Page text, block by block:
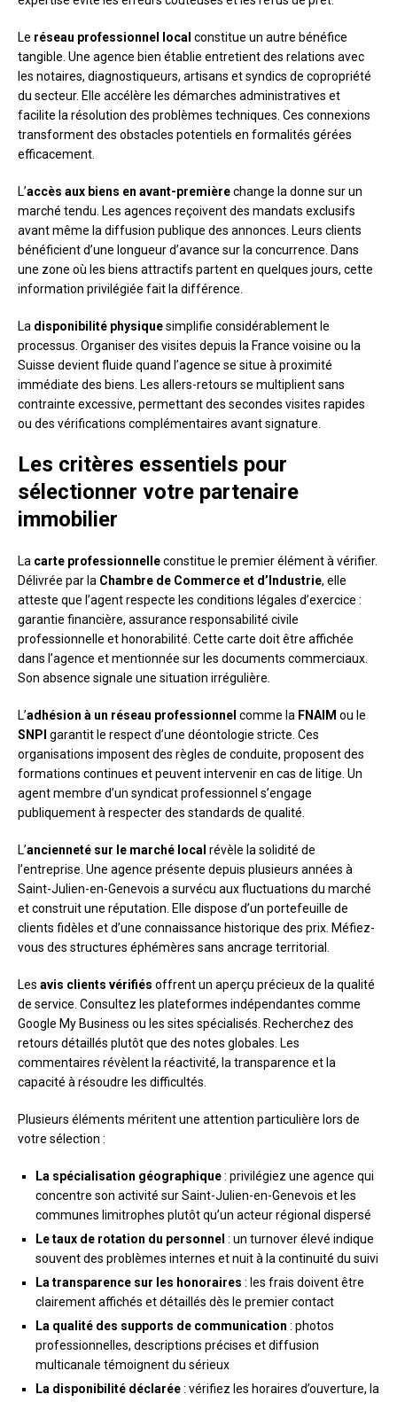
Le réseau professionnel local constitue un autre bénéfice
tangible. Une agence bien établie entretient des relations avec
les notaires, diagnostiqueurs, artisans et syndics de copropriété
du secteur. Elle accélère les démarches administratives et
facilite la résolution des problèmes techniques. Ces connexions
transforment des obstacles potentiels en formalités gérées
efficacement.
L’accès aux biens en avant-premièrechange la donne sur un
marché tendu. Les agences reçoivent des mandats exclusifs
avant même la diffusion publique des annonces. Leurs clients
bénéficient d’une longueur d’avance sur la concurrence. Dans
une zone où les biens attractifs partent en quelques jours, cette
information privilégiée fait la différence.
La disponibilité physiquesimplifie considérablement le
processus. Organiser des visites depuis la France voisine ou la
Suisse devient fluide quand l’agence se situe à proximité
immédiate des biens. Les allers-retours se multiplient sans
contrainte excessive, permettant des secondes visites rapides
ou des vérifications complémentaires avant signature.
Les critères essentiels pour
sélectionner votre partenaire
immobilier
La carte professionnelleconstitue le premier élément à vérifier.
Délivrée par la Chambre de Commerce et d’Industrie, elle
atteste que l’agent respecte les conditions légales d’exercice :
garantie financière, assurance responsabilité civile
professionnelle et honorabilité. Cette carte doit être affichée
dans l’agence et mentionnée sur les documents commerciaux.
Son absence signale une situation irrégulière.
L’adhésion à un réseau professionnel comme la FNAIM ou le
SNPI garantit le respect d’une déontologie stricte. Ces
organisations imposent des règles de conduite, proposent des
formations continues et peuvent intervenir en cas de litige. Un
agent membre d’un syndicat professionnel s’engage
publiquement à respecter des standards de qualité.
L’ancienneté sur le marché local révèle la solidité de
l’entreprise. Une agence présente depuis plusieurs années à
Saint-Julien-en-Genevois a survécu aux fluctuations du marché
et construit une réputation. Elle dispose d’un portefeuille de
clients fidèles et d’une connaissance historique des prix. Méfiez-
vous des structures éphémères sans ancrage territorial.
Les avis clients vérifiés offrent un aperçu précieux de la qualité
de service. Consultez les plateformes indépendantes comme
Google My Business ou les sites spécialisés. Recherchez des
retours détaillés plutôt que des notes globales. Les
commentaires révèlent la réactivité, la transparence et la
capacité à résoudre les difficultés.
Plusieurs éléments méritent une attention particulière lors de
votre sélection :
La spécialisation géographique: privilégiez une agence qui
concentre son activité sur Saint-Julien-en-Genevois et les
communes limitrophes plutôt qu’un acteur régional dispersé
Le taux de rotation du personnel : un turnover élevé indique
souvent des problèmes internes et nuit à la continuité du suivi
La transparence sur les honoraires : les frais doivent être
clairement affichés et détaillés dès le premier contact
La qualité des supports de communication : photos
professionnelles, descriptions précises et diffusion
multicanale témoignent du sérieux
La disponibilité déclarée: vérifiez les horaires d’ouverture, la